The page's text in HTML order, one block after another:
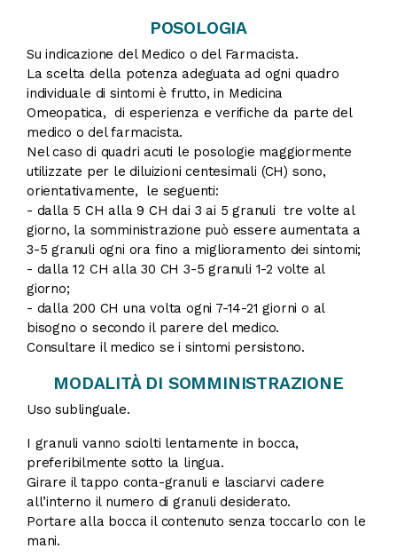
POSOLOGIA
Su indicazione del Medico o del Farmacista.
La scelta della potenza adeguata ad ogni quadro
individuale di sintomi è frutto, in Medicina
Omeopatica, di esperienza e verifiche da parte del
medico o del farmacista.
Nel caso di quadri acuti le posologie maggiormente
utilizzate per le diluizioni centesimali (CH) sono,
orientativamente, le seguenti:
- dalla 5 CH alla 9 CH dai 3 ai 5 granuli tre volte al
giorno, la somministrazione può essere aumentata a
3-5 granuli ogni ora fino a miglioramento dei sintomi;
- dalla 12 CH alla 30 CH 3-5 granuli 1-2 volte al
giorno;
- dalla 200 CH una volta ogni 7-14-21 giorni o al
bisogno o secondo il parere del medico.
Consultare il medico se i sintomi persistono.
MODALITÀ DI SOMMINISTRAZIONE
Uso sublinguale.
I granuli vanno sciolti lentamente in bocca,
preferibilmente sotto la lingua.
Girare il tappo conta-granuli e lasciarvi cadere
all’interno il numero di granuli desiderato.
Portare alla bocca il contenuto senza toccarlo con le
mani.